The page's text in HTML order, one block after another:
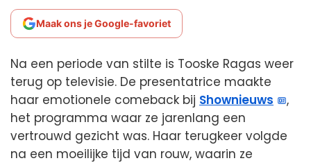
Maak ons je Google-favoriet
Na een periode van stilte is Tooske Ragas weer
terug op televisie. De presentatrice maakte
haar emotionele comeback bij Shownieuws
,
het programma waar ze jarenlang een
vertrouwd gezicht was. Haar terugkeer volgde
na een moeilijke tijd van rouw, waarin ze